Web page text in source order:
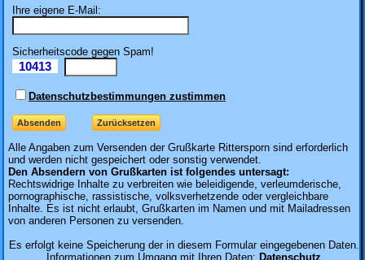
Ihre eigene E-Mail:
Sicherheitscode gegen Spam!
10413
Datenschutzbestimmungen zustimmen
Alle Angaben zum Versenden der Grußkarte Rittersporn sind erforderlich
und werden nicht gespeichert oder sonstig verwendet.
Den Absendern von Grußkarten ist folgendes untersagt:
Rechtswidrige Inhalte zu verbreiten wie beleidigende, verleumderische,
pornographische, rassistische, volksverhetzende oder vergleichbare
Inhalte. Es ist nicht erlaubt, Grußkarten im Namen und mit Mailadressen
von anderen Personen zu versenden.
Es erfolgt keine Speicherung der in diesem Formular eingegebenen Daten.
Informationen zum Umgang mit Ihren Daten: Datenschutz